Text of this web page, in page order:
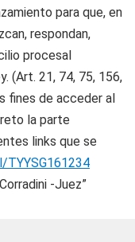
para que, en
respondan,
procesal
(Art. 21, 74, 75, 156,
fines de acceder al
la parte
links que se
-Juez”